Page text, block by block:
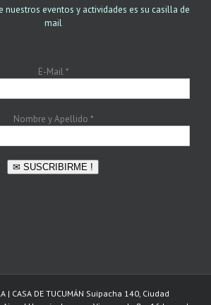
nuestros eventos y actividades es su casilla de
mail
E-Mail*
Nombre y Apellido *
✉ SUSCRIBIRME !
| CASA DE TUCUMÁN Suipacha 140, Ciudad